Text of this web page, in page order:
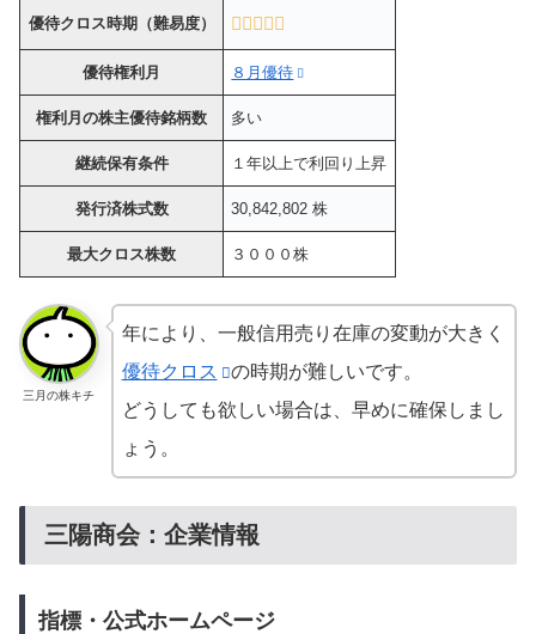
優待クロス時期（難易度）
優待権利月 ８月優待
権利月の株主優待銘柄数 多い
継続保有条件 １年以上で利回り上昇
発行済株式数 30,842,802 株
最大クロス株数 ３０００株
三月の株キチ
年により、一般信用売り在庫の変動が大きく
優待クロス
の時期が難しいです。
どうしても欲しい場合は、早めに確保しまし
ょう。
三陽商会：企業情報
指標・公式ホームページ